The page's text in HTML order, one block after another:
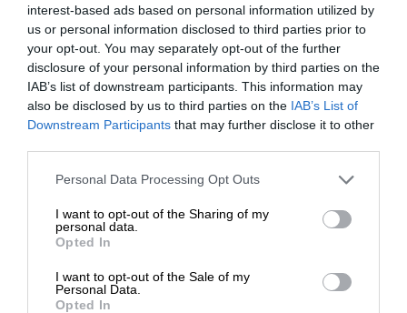
interest-based ads based on personal information utilized by
us or personal information disclosed to third parties prior to
your opt-out. You may separately opt-out of the further
disclosure of your personal information by third parties on the
IAB’s list of downstream participants. This information may
also be disclosed by us to third parties on the IAB’s List of
Downstream Participants that may further disclose it to other
Personal Data Processing Opt Outs
I want to opt-out of the Sharing of my
personal data.
Opted In
I want to opt-out of the Sale of my
Personal Data.
Opted In
ΕΝΙΣΧΥΣΤΕ ΤΟ
Στηρίξτε με τη χορηγία σας για να
Δημοσιογραφία του SLpress.gr.
Στα χέρια των Ρώσων το Τορέτσκ – Η στρατηγική
σημασία της πόλης
ΔΙΕΘΝΗ ΡΕΠΟΡΤΑΖ
ΕΠΙΣΤΡΟΦΗ ΣΤΗΝ ΑΡΧΗ ΤΗΣ ΣΕΛΙΔΑΣ